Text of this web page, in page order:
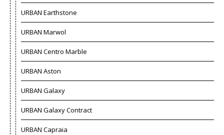
URBAN Earthstone
URBAN Marwol
URBAN Centro Marble
URBAN Aston
URBAN Galaxy
URBAN Galaxy Contract
URBAN Capraia